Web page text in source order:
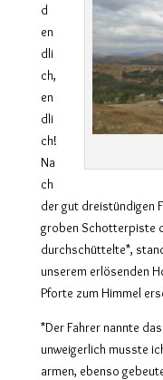
d
en
dli
ch,
en
dli
ch!
Na
ch
der gut dreistündigen
groben Schotterpiste
durchschüttelte*,
unserem erlösenden
Pforte zum Himmel
*Der Fahrer nannte
unweigerlich musste
armen, ebenso